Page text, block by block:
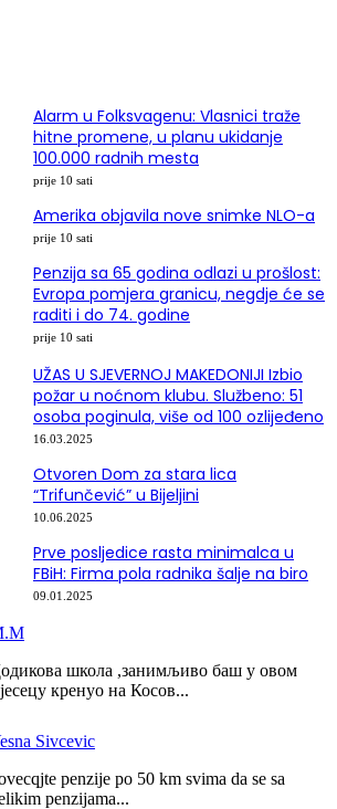
Alarm u Folksvagenu: Vlasnici traže
hitne promene, u planu ukidanje
100.000 radnih mesta
prije 10 sati
Amerika objavila nove snimke NLO-a
prije 10 sati
Penzija sa 65 godina odlazi u prošlost:
Evropa pomjera granicu, negdje će se
raditi i do 74. godine
prije 10 sati
UŽAS U SJEVERNOJ MAKEDONIJI Izbio
požar u noćnom klubu. Službeno: 51
osoba poginula, više od 100 ozlijeđeno
16.03.2025
Otvoren Dom za stara lica
“Trifunčević” u Bijeljini
10.06.2025
Prve posljedice rasta minimalca u
FBiH: Firma pola radnika šalje na biro
09.01.2025
школа ,занимљиво баш у овом
кренуо на Косов...
Sivcevic
penzije po 50 km svima da se sa
penzijama...